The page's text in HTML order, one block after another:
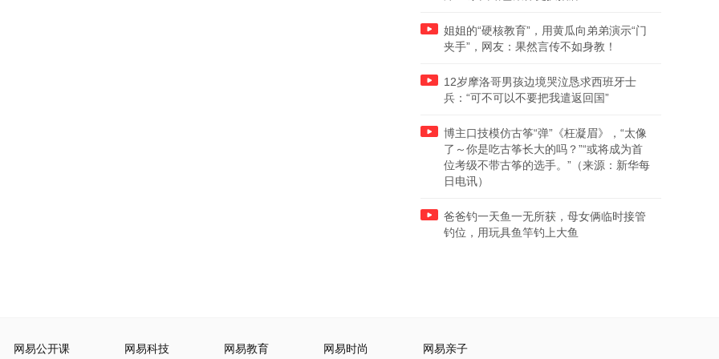
姐姐的“硬核教育”，用黄瓜向弟弟演示“门
夹手”，网友：果然言传不如身教！
12岁摩洛哥男孩边境哭泣恳求西班牙士
兵：“可不可以不要把我遣返回国”
博主口技模仿古筝“弹”《枉凝眉》，“太像
了～你是吃古筝长大的吗？”“或将成为首
位考级不带古筝的选手。”（来源：新华每
日电讯）
爸爸钓一天鱼一无所获，母女俩临时接管
钓位，用玩具鱼竿钓上大鱼
网易公开课 网易科技 网易教育 网易时尚 网易亲子